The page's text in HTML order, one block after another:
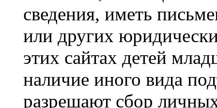
сведения, иметь
или других
этих сайтах детей
наличие иного вида
разрешают сбор